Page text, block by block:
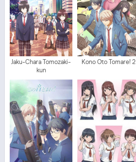
Jaku-Chara Tomozaki-
kun
Kono Oto Tomare! 2